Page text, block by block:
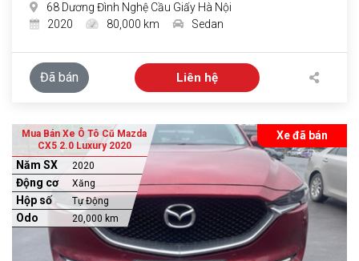
68 Dương Đình Nghệ Cầu Giấy Hà Nội
2020
80,000 km Sedan
Đã bán Liên hệ
Xe đã bán
Mua Bán Xe Ô Tô Cũ Mazda
CX5 2.0 Luxury 2020
Năm SX 2020
Động cơ Xăng
Hộp số Tự Động
Odo 20,000 km